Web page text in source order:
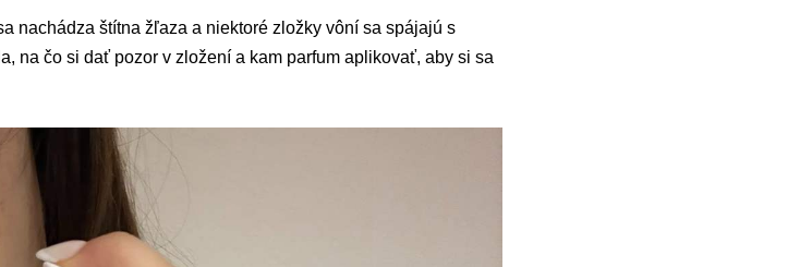
nachádza štítna žľaza a niektoré zložky vôní sa spájajú s
na čo si dať pozor v zložení a kam parfum aplikovať, aby si sa